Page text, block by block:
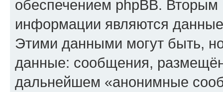
обеспечением phpBB.
информации являются
Этими данными могут быть,
данные: сообщения,
дальнейшем «анонимные